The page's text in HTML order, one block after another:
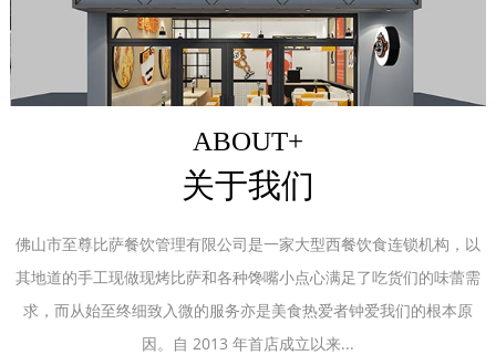
ABOUT+
关于我们
佛山市至尊比萨餐饮管理有限公司是一家大型西餐饮食连锁机构，以
其地道的手工现做现烤比萨和各种馋嘴小点心满足了吃货们的味蕾需
求，而从始至终细致入微的服务亦是美食热爱者钟爱我们的根本原
因。自 2013 年首店成立以来...